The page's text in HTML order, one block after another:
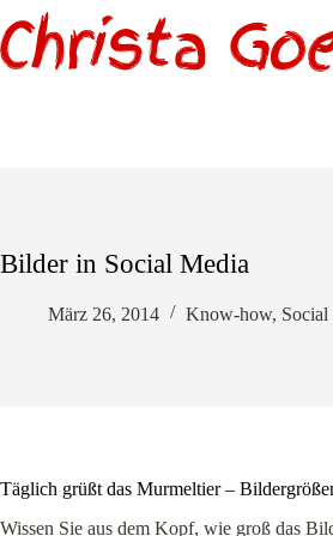
Inhalt
springen
Bilder in Social Media
März 26, 2014 Know-how, Social
Täglich grüßt das Murmeltier –
Wissen Sie aus dem Kopf, wie groß das